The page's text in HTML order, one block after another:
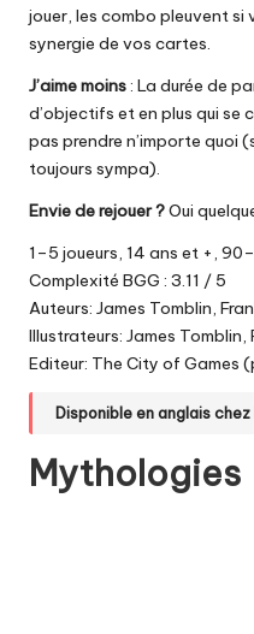
jouer, les combo pleuvent si
synergie de vos cartes.
J’aime moins: La durée de
d’objectifs et en plus qui
pas prendre n’importe quoi
toujours sympa).
Envie de rejouer ?Oui
1–5 joueurs, 14 ans et +,
Complexité BGG : 3.11 / 5
Auteurs: James Tomblin,
Illustrateurs: James Tomblin,
Editeur: The City of Games
Disponible en anglais chez
Mythologies